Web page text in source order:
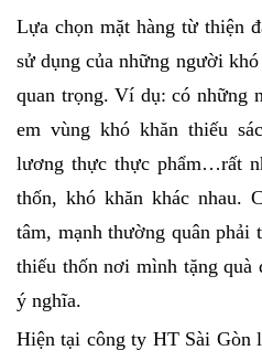
Lựa chọn mặt hàng từ thiện
sử dụng của những người
quan trọng. Ví dụ: có những
em vùng khó khăn thiếu
lương thực thực phẩm…rất
thốn, khó khăn khác nhau.
tâm, mạnh thường quân phải
thiếu thốn nơi mình tặng quà
ý nghĩa.
Hiện tại công ty HT Sài Gòn